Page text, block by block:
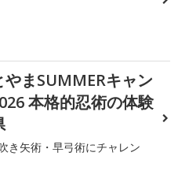
やまSUMMERキャン
本格的忍術の体験
き矢術・早弓術にチャレン